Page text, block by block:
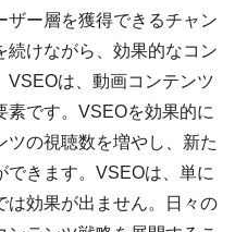
ザー層を獲得できるチャン
続けながら、効果的なコン
VSEOは、動画コンテンツ
素です。VSEOを効果的に
の視聴数を増やし、新た
できます。VSEOは、単に
は効果が出ません。日々の